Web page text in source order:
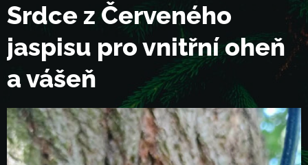
Srdce z Červeného
jaspisu pro vnitřní oheň
a vášeň